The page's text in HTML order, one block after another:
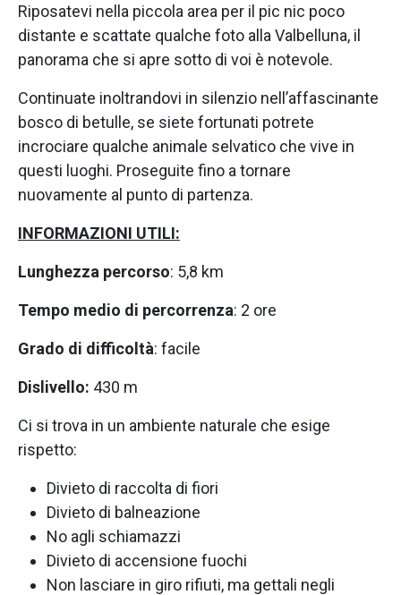
Riposatevi nella piccola area per il pic nic poco
distante e scattate qualche foto alla Valbelluna, il
panorama che si apre sotto di voi è notevole.
Continuate inoltrandovi in silenzio nell’affascinante
bosco di betulle, se siete fortunati potrete
incrociare qualche animale selvatico che vive in
questi luoghi. Proseguite fino a tornare
nuovamente al punto di partenza.
INFORMAZIONI UTILI:
Lunghezza percorso: 5,8 km
Tempo medio di percorrenza: 2 ore
Grado di difficoltà: facile
Dislivello: 430 m
Ci si trova in un ambiente naturale che esige
rispetto:
Divieto di raccolta di fiori
Divieto di balneazione
No agli schiamazzi
Divieto di accensione fuochi
Non lasciare in giro rifiuti, ma gettali negli